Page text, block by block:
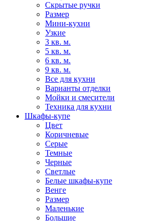
Скрытые ручки
Размер
Мини-кухни
Узкие
3 кв. м.
5 кв. м.
6 кв. м.
9 кв. м.
Все для кухни
Варианты отделки
Мойки и смесители
Техника для кухни
Шкафы-купе
Цвет
Коричневые
Серые
Темные
Черные
Светлые
Белые шкафы-купе
Венге
Размер
Маленькие
Большие